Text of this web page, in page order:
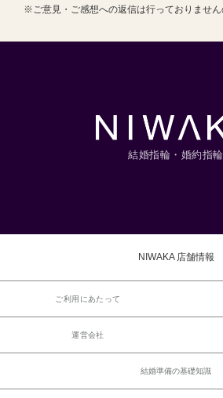
※ご意見・ご感想への返信は行っておりません
結婚指輪・婚約指輪
NIWAKA 店舗情報
ご利用にあたって
運営会社
結婚準備の基礎知識